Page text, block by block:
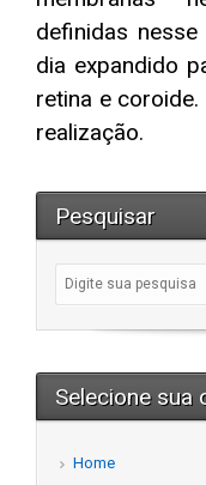
definidas
dia expandido
retina e
realização.
Pesquisar
Selecione sua
Home